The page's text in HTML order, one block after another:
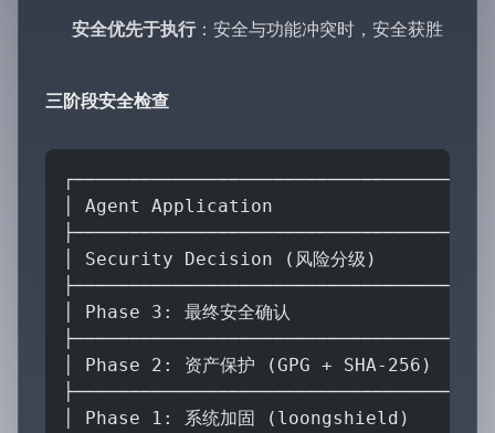
安全优先于执行：安全与功能冲突时，安全获胜
三阶段安全检查
│ Agent Application
│ Security Decision (风险分级)
│ Phase 3: 最终安全确认
│ Phase 2: 资产保护 (GPG + SHA-256)
│ Phase 1: 系统加固 (loongshield)